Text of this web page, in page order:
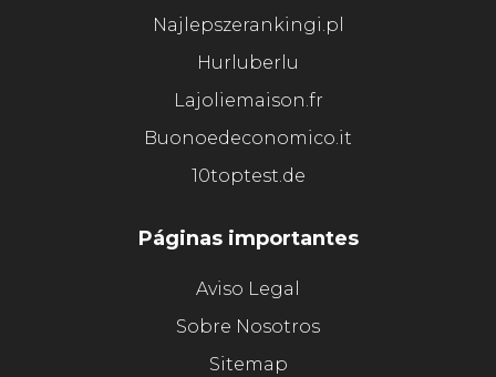
Najlepszerankingi.pl
Hurluberlu
Lajoliemaison.fr
Buonoedeconomico.it
10toptest.de
Páginas importantes
Aviso Legal
Sobre Nosotros
Sitemap